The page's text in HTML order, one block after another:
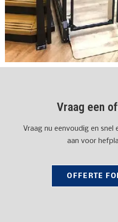
Vraag een
Vraag nu eenvoudig en
aan voor
OFFERTE